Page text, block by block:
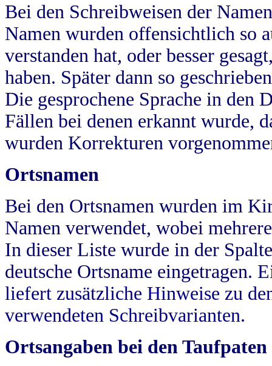
Bei den Schreibweisen der
Namen wurden offensichtlich so
verstanden hat, oder besser
haben. Später dann so
Die gesprochene Sprache in
Fällen bei denen erkannt wurde,
wurden Korrekturen
Ortsnamen
Bei den Ortsnamen wurden im
Namen verwendet, wobei
In dieser Liste wurde in der
deutsche Ortsname eingetragen.
liefert zusätzliche Hinweise zu
verwendeten Schreibvarianten.
Ortsangaben bei den Taufpaten